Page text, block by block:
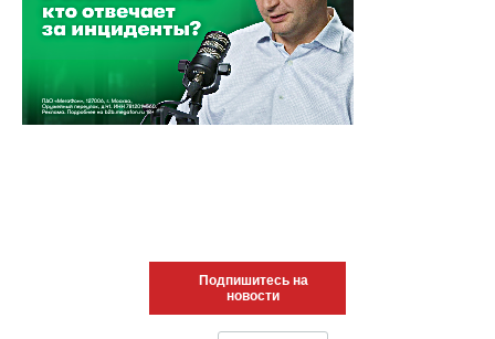
Подпишитесь на
новости